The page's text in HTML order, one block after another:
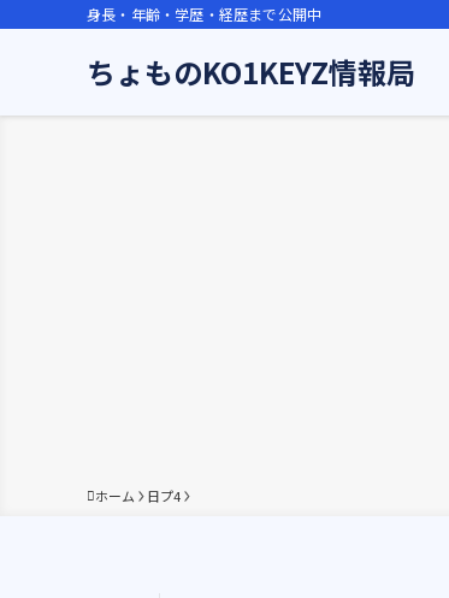
身長・年齢・学歴・経歴まで公開中
ちょものKO1KEYZ情報局
ホーム 日プ4